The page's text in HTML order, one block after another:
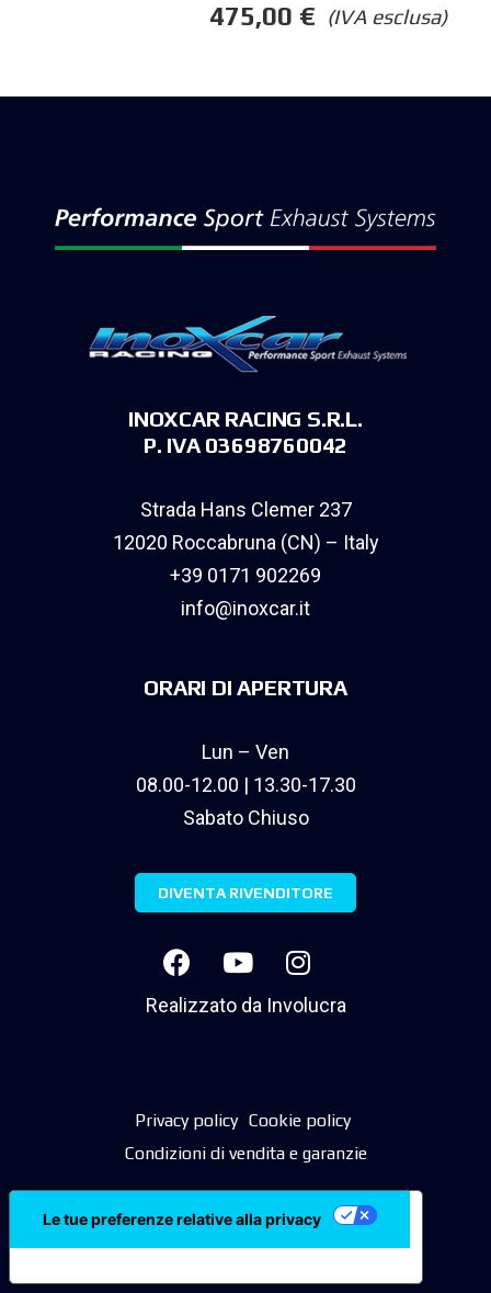
(IVA esclusa)
475,00 €
INOXCAR RACING S.R.L.
P. IVA 03698760042
Strada Hans Clemer 237
12020 Roccabruna (CN) – Italy
+39 0171 902269
info@inoxcar.it
ORARI DI APERTURA
Lun – Ven
08.00-12.00 | 13.30-17.30
Sabato Chiuso
DIVENTA RIVENDITORE
Realizzato da Involucra
Privacy policy Cookie policy
Condizioni di vendita e garanzie
Le tue preferenze relative alla privacy